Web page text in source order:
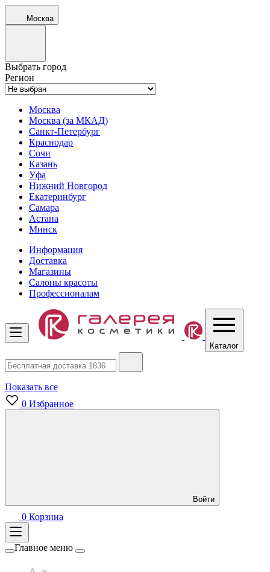
Москва
Выбрать город
Регион
Москва
Москва (за МКАД)
Санкт-Петербург
Краснодар
Сочи
Казань
Уфа
Нижний Новгород
Екатеринбург
Самара
Астана
Минск
Информация
Доставка
Магазины
Салоны красоты
Профессионалам
Каталог
Показать все
0 Избранное
Войти
0 Корзина
Главное меню